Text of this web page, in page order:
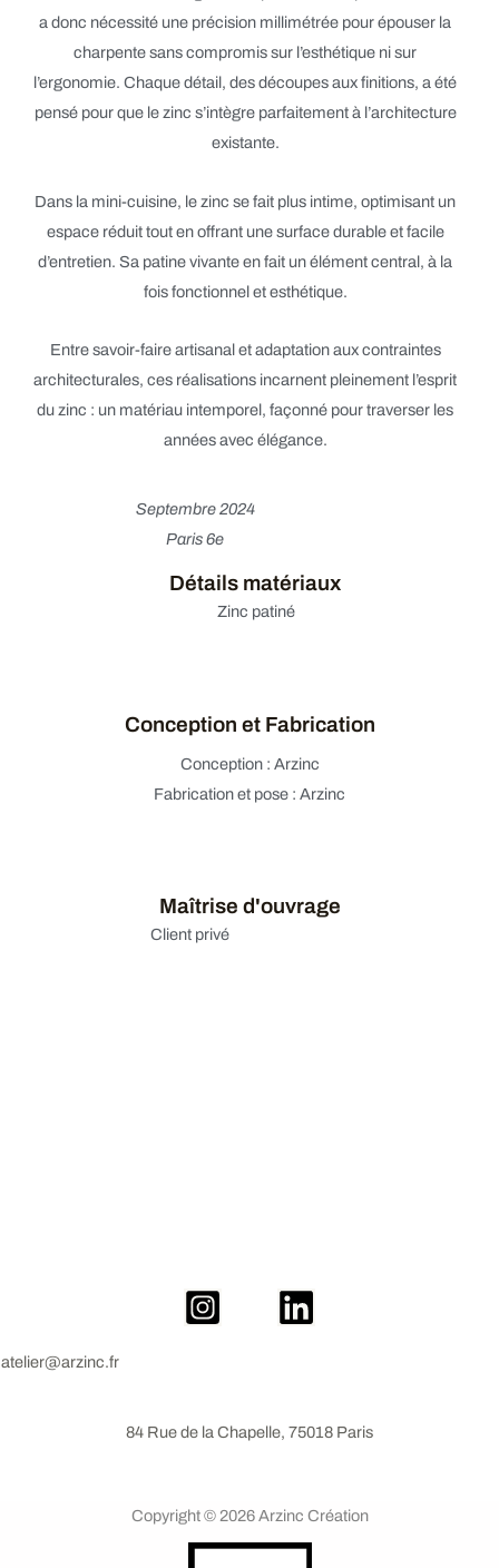
a donc nécessité une précision millimétrée pour épouser la
charpente sans compromis sur l’esthétique ni sur
l’ergonomie. Chaque détail, des découpes aux finitions, a été
pensé pour que le zinc s’intègre parfaitement à l’architecture
existante.
Dans la mini-cuisine, le zinc se fait plus intime, optimisant un
espace réduit tout en offrant une surface durable et facile
d’entretien. Sa patine vivante en fait un élément central, à la
fois fonctionnel et esthétique.
Entre savoir-faire artisanal et adaptation aux contraintes
architecturales, ces réalisations incarnent pleinement l’esprit
du zinc : un matériau intemporel, façonné pour traverser les
années avec élégance.
Détails matériaux
Zinc patiné
Conception et Fabrication
Conception : Arzinc
Fabrication et pose : Arzinc
Maîtrise d'ouvrage
Client privé
Septembre 2024
Paris 6e
atelier@arzinc.fr
84 Rue de la Chapelle, 75018 Paris
Copyright © 2026 Arzinc Création